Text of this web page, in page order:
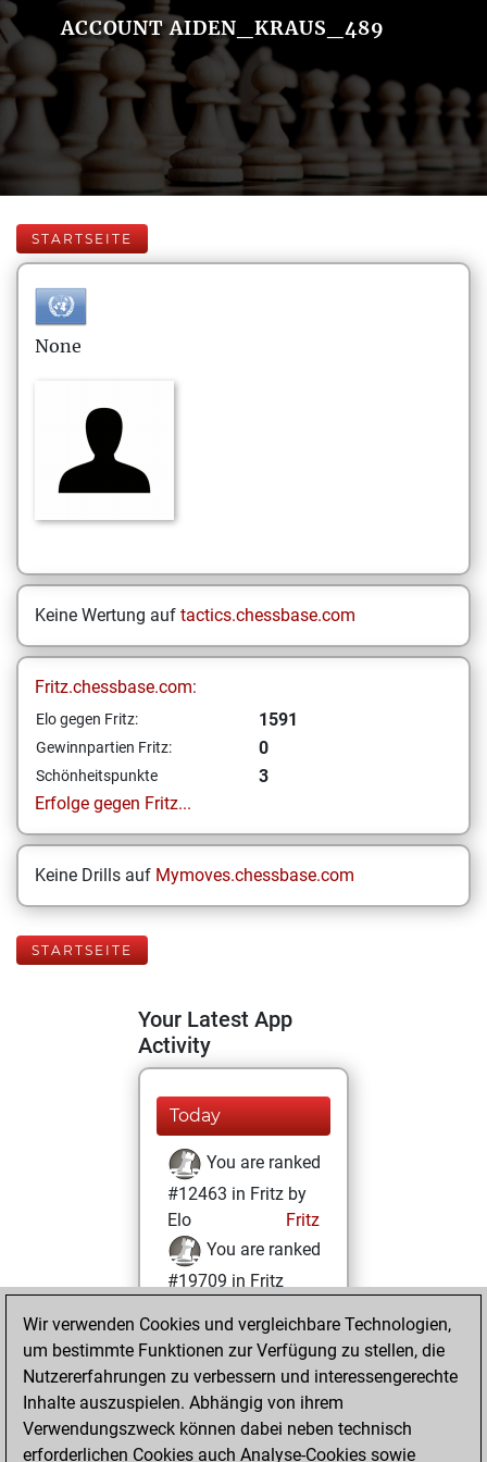
ACCOUNT AIDEN_KRAUS_489
STARTSEITE
None
Keine Wertung auf tactics.chessbase.com
Fritz.chessbase.com:
Elo gegen Fritz: 1591
Gewinnpartien Fritz: 0
Schönheitspunkte
3
Erfolge gegen Fritz...
Keine Drills auf Mymoves.chessbase.com
STARTSEITE
Your Latest App
Activity
Today
You are ranked
#12463 in Fritz by
Elo
Fritz
You are ranked
#19709 in Fritz
Samstag,
Dezember 4, 2021
You achieved a
BeautyScore of 3
Wir verwenden Cookies und vergleichbare Technologien,
um bestimmte Funktionen zur Verfügung zu stellen, die
Nutzererfahrungen zu verbessern und interessengerechte
Inhalte auszuspielen. Abhängig von ihrem
Verwendungszweck können dabei neben technisch
erforderlichen Cookies auch Analyse-Cookies sowie